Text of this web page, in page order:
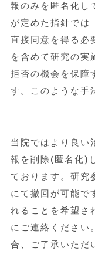
報のみを匿名化し
が定めた指針では
直接同意を得る必
を含めて研究の実
拒否の機会を保障
す。このような手
当院ではより良い
報を削除(匿名化)
ております。研究
にて撤回が可能で
れることを希望さ
にご連絡ください
合、ご了承いただ